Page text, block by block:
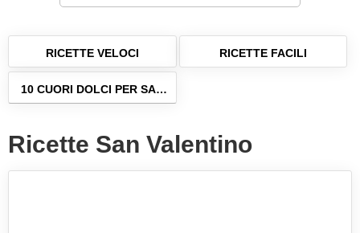
RICETTE VELOCI RICETTE FACILI
10 CUORI DOLCI PER SAN
VALENTINO
Ricette San Valentino